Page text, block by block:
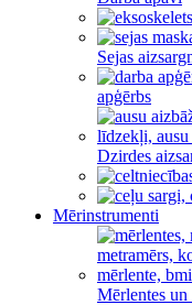
Sejas
apģērbs
Dzirdes
Mērinstrumenti
Mērlentes un